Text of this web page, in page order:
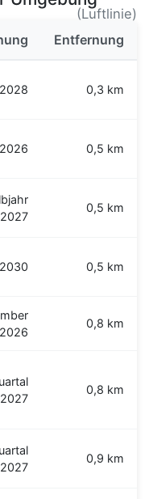
(Luftlinie)
Entfernung
2028 0,3 km
0,5 km
2027
0,5 km
2030 0,5 km
2026
0,8 km
2027
0,8 km
2027
0,9 km